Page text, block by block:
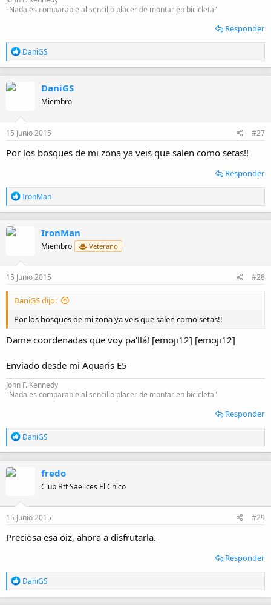
"Nada es comparable al sencillo placer de montar en bicicleta"
Responder
R
e
a
n
s
DaniGS
DaniGS
Miembro
15 Junio 2015 #27
Por los bosques de mi zona ya veis que salen como setas!!
Responder
R
e
a
n
s
IronMan
IronMan
Miembro Veterano
15 Junio 2015 #28
DaniGS dijo:
Por los bosques de mi zona ya veis que salen como setas!!
Dame coordenadas que voy pa'llá! [emoji12] [emoji12]
Enviado desde mi Aquaris E5
John F. Kennedy
"Nada es comparable al sencillo placer de montar en bicicleta"
Responder
R
e
a
n
s
DaniGS
fredo
Club Btt Saelices El Chico
15 Junio 2015 #29
Preciosa esa oiz, ahora a disfrutarla.
Responder
R
e
a
DaniGS